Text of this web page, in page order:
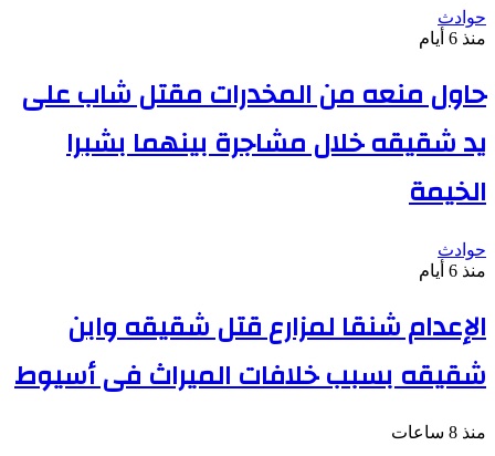
حوادث
منذ 6 أيام
حاول منعه من المخدرات مقتل شاب على
يد شقيقه خلال مشاجرة بينهما بشبرا
الخيمة
حوادث
منذ 6 أيام
الإعدام شنقا لمزارع قتل شقيقه وابن
شقيقه بسبب خلافات الميراث فى أسيوط
منذ 8 ساعات